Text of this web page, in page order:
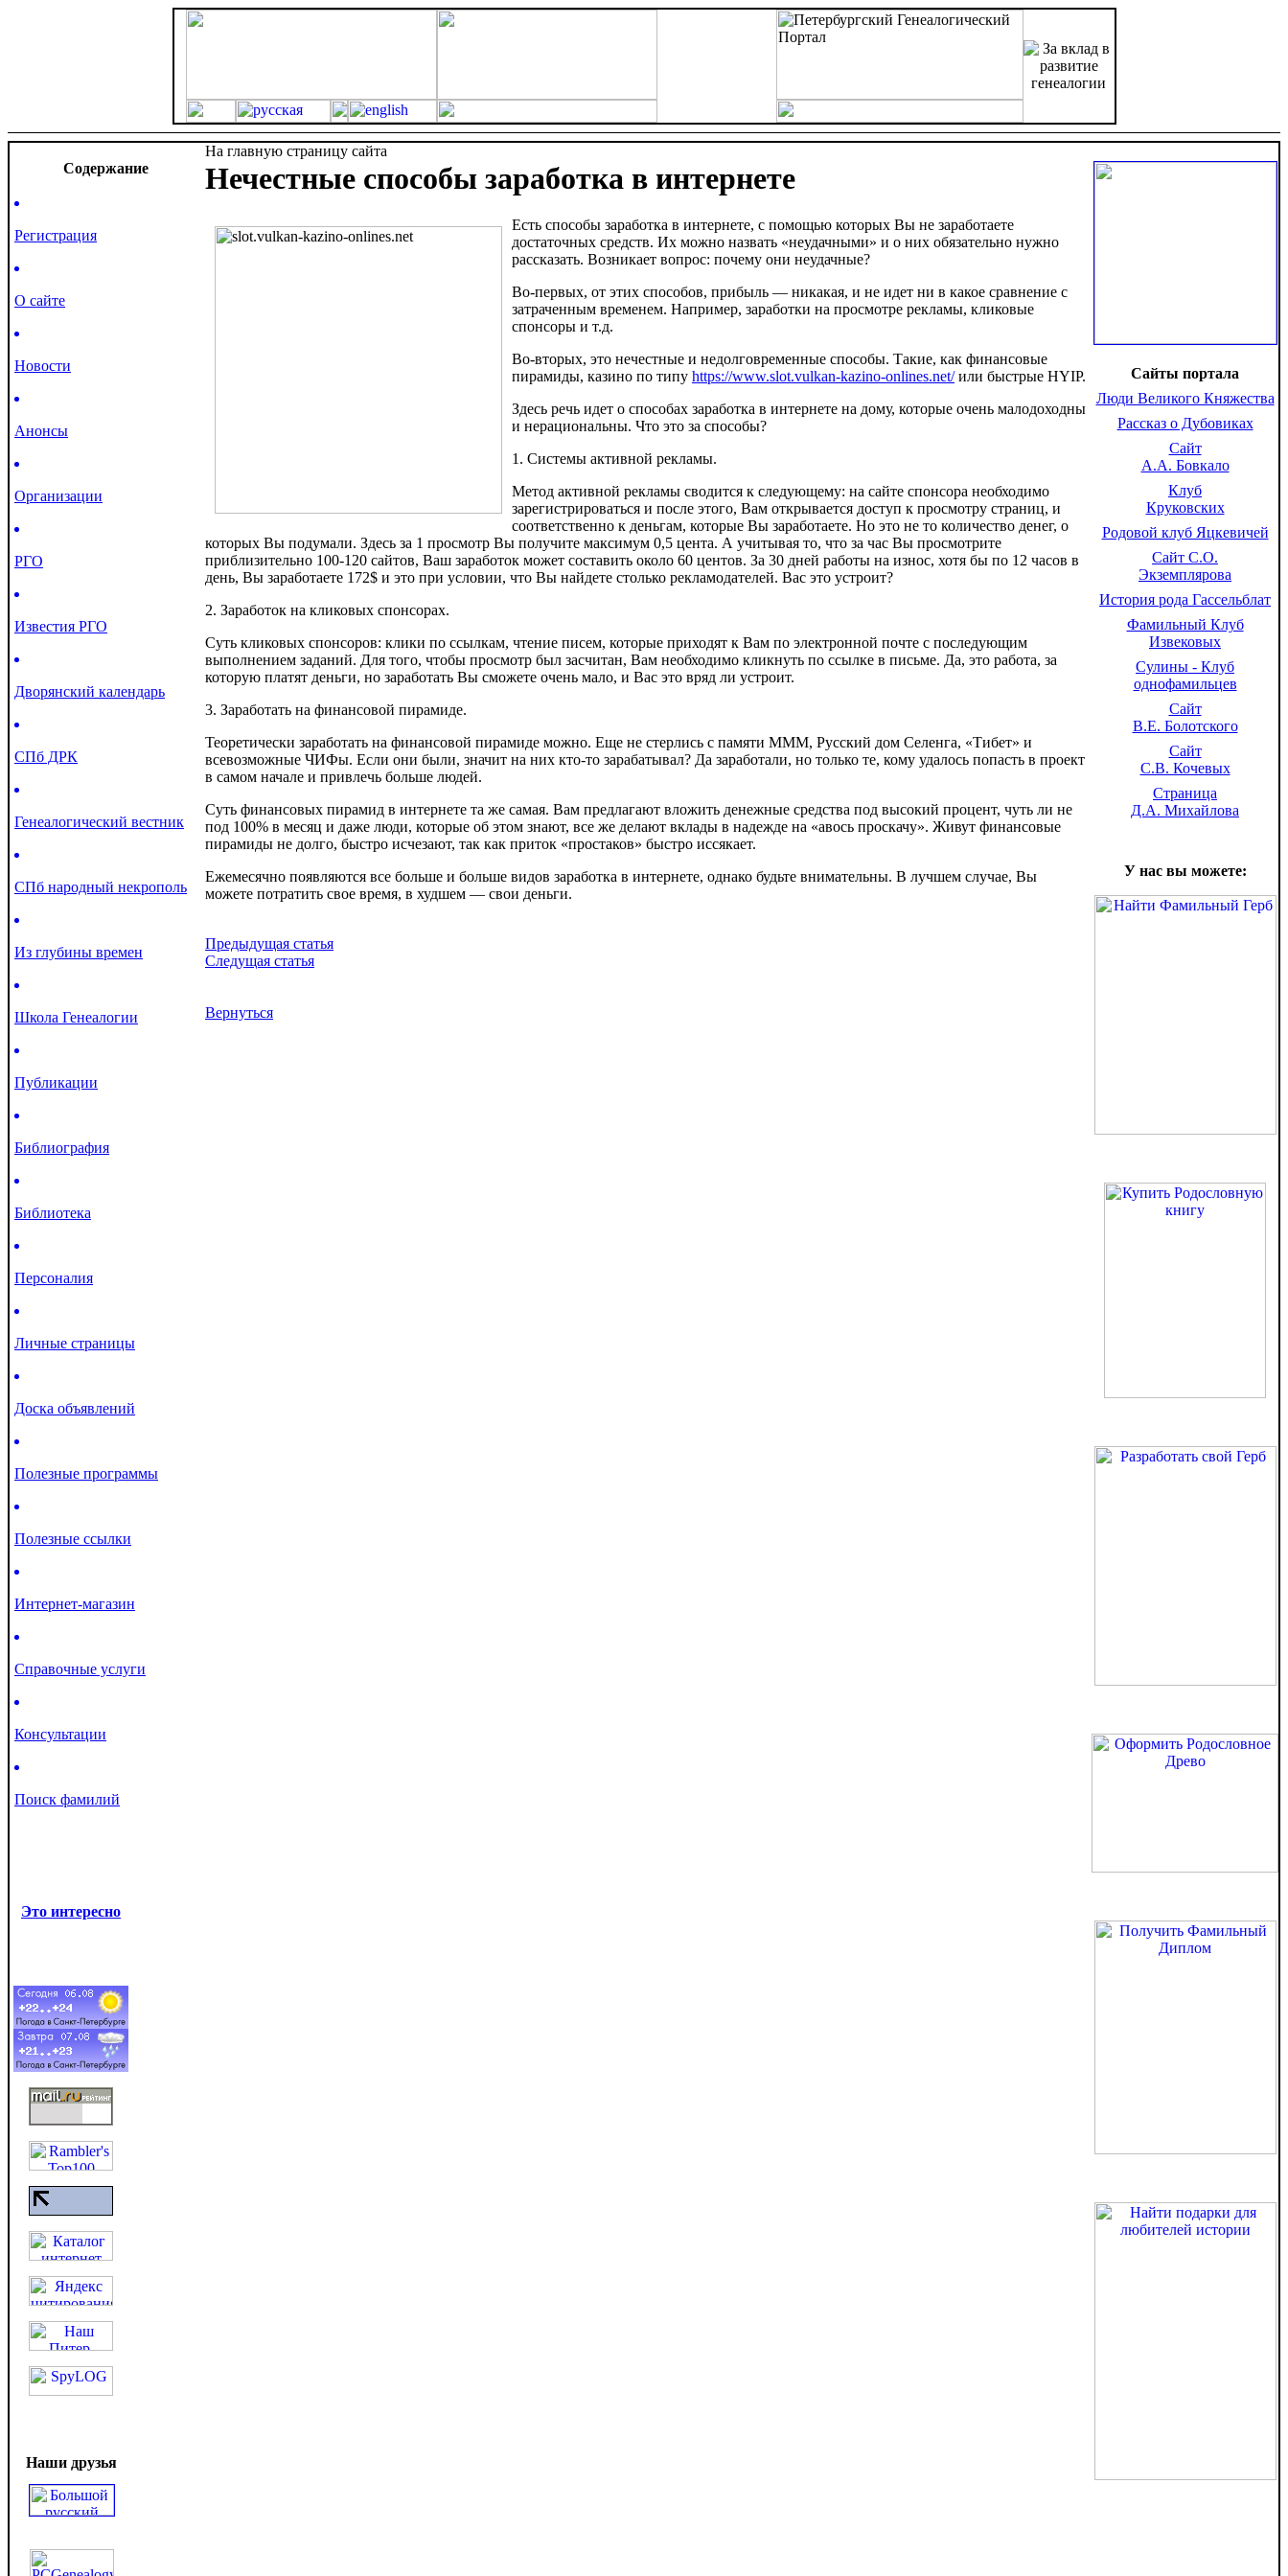
Cодержание
Регистрация
О сайте
Новости
Анонсы
Организации
РГО
Известия РГО
Дворянский календарь
СПб ДРК
Генеалогический вестник
СПб народный некрополь
Из глубины времен
Школа Генеалогии
Публикации
Библиография
Библиотека
Персоналия
Личные страницы
Доска объявлений
Полезные программы
Полезные ссылки
Интернет-магазин
Справочные услуги
Консультации
Поиск фамилий
Это интересно
Наши друзья
На главную страницу сайта
Нечестные способы заработка в интернете
Есть способы заработка в интернете, с помощью которых Вы не заработаете
достаточных средств. Их можно назвать «неудачными» и о них обязательно нужно
рассказать. Возникает вопрос: почему они неудачные?
Во-первых, от этих способов, прибыль — никакая, и не идет ни в какое сравнение с
затраченным временем. Например, заработки на просмотре рекламы, кликовые
спонсоры и т.д.
Во-вторых, это нечестные и недолговременные способы. Такие, как финансовые
пирамиды, казино по типу https://www.slot.vulkan-kazino-onlines.net/или быстрые HYIP.
Здесь речь идет о способах заработка в интернете на дому, которые очень малодоходны
и нерациональны. Что это за способы?
1. Системы активной рекламы.
Метод активной рекламы сводится к следующему: на сайте спонсора необходимо
зарегистрироваться и после этого, Вам открывается доступ к просмотру страниц, и
соответственно к деньгам, которые Вы заработаете. Но это не то количество денег, о
которых Вы подумали. Здесь за 1 просмотр Вы получите максимум 0,5 цента. А учитывая то, что за час Вы просмотрите
приблизительно 100-120 сайтов, Ваш заработок может составить около 60 центов. За 30 дней работы на износ, хотя бы по 12 часов в
день, Вы заработаете 172$ и это при условии, что Вы найдете столько рекламодателей. Вас это устроит?
2. Заработок на кликовых спонсорах.
Суть кликовых спонсоров: клики по ссылкам, чтение писем, которые приходят к Вам по электронной почте с последующим
выполнением заданий. Для того, чтобы просмотр был засчитан, Вам необходимо кликнуть по ссылке в письме. Да, это работа, за
которую платят деньги, но заработать Вы сможете очень мало, и Вас это вряд ли устроит.
3. Заработать на финансовой пирамиде.
Теоретически заработать на финансовой пирамиде можно. Еще не стерлись с памяти МММ, Русский дом Селенга, «Тибет» и
всевозможные ЧИФы. Если они были, значит на них кто-то зарабатывал? Да заработали, но только те, кому удалось попасть в проект
в самом начале и привлечь больше людей.
Суть финансовых пирамид в интернете та же самая. Вам предлагают вложить денежные средства под высокий процент, чуть ли не
под 100% в месяц и даже люди, которые об этом знают, все же делают вклады в надежде на «авось проскачу». Живут финансовые
пирамиды не долго, быстро исчезают, так как приток «простаков» быстро иссякает.
Ежемесячно появляются все больше и больше видов заработка в интернете, однако будьте внимательны. В лучшем случае, Вы
можете потратить свое время, в худшем — свои деньги.
Предыдущая статья
Следущая статья
Вернуться
Сайты портала
Люди Великого Княжества
Рассказ о Дубовиках
Сайт
А.А. Бовкало
Клуб
Круковских
Родовой клуб Яцкевичей
Сайт С.О.
Экземплярова
История рода Гассельблат
Фамильный Клуб
Извековых
Сулины - Клуб
однофамильцев
Сайт
В.Е. Болотского
Сайт
С.В. Кочевых
Страница
Д.А. Михайлова
У нас вы можете: